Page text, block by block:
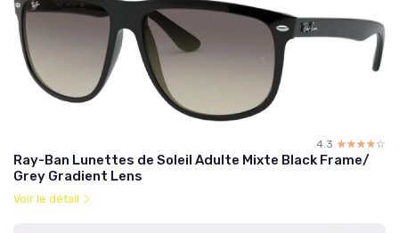
4.3 ☆☆☆☆☆
★★★★★
Ray-Ban Lunettes de Soleil Adulte Mixte Black Frame/
Grey Gradient Lens
Voir le détail